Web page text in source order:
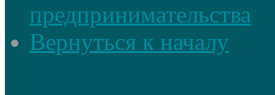
предпринимательства
Вернуться к началу